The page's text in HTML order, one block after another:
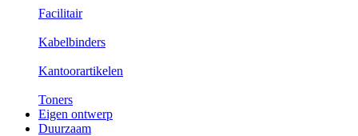
Facilitair
Kabelbinders
Kantoorartikelen
Toners
Eigen ontwerp
Duurzaam